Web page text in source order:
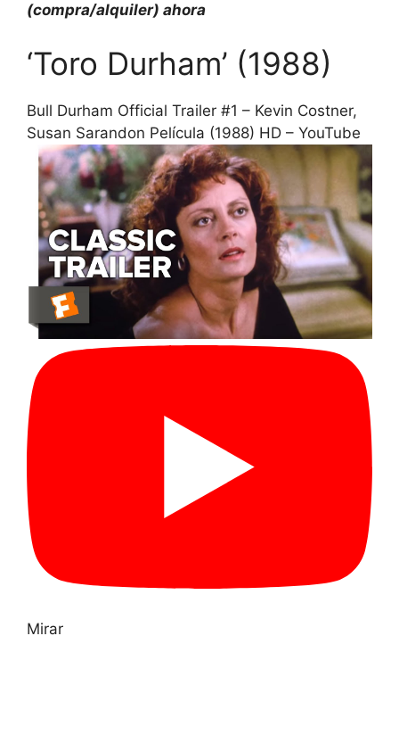
(compra/alquiler) ahora
‘Toro Durham’ (1988)
Bull Durham Official Trailer #1 – Kevin Costner,
Susan Sarandon Película (1988) HD – YouTube
Mirar